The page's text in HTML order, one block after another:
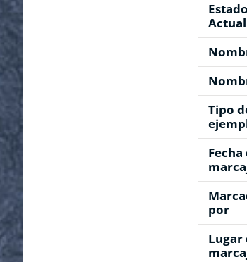
Estado
Actual
Tipo
Fecha
por
Lugar